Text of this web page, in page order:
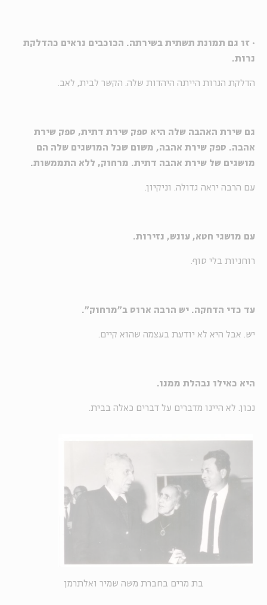
· זו גם תמונת תשתית בשירתה. הכוכבים נראים כהדלקת
נרות.
הדלקת הנרות הייתה היהדות שלה. הקשר לבית, לאב.
גם שירת האהבה שלה היא ספק שירת דתית, ספק שירת
אהבה. ספק שירת אהבה, משום שכל המושגים שלה הם
מושגים של שירת אהבה דתית. מרחוק, ללא התממשות.
עם הרבה יראה גדולה. וניקיון.
עם מושגי חטא, עונש, נזירות.
רוחניות בלי סוף.
עד כדי הדחקה. יש הרבה ארוס ב"מרחוק".
יש. אבל היא לא יודעת בעצמה שהוא קיים.
היא כאילו נבהלת ממנו.
נכון. לא היינו מדברים על דברים כאלה בבית.
בת מרים בחברת משה שמיר ואלתרמן